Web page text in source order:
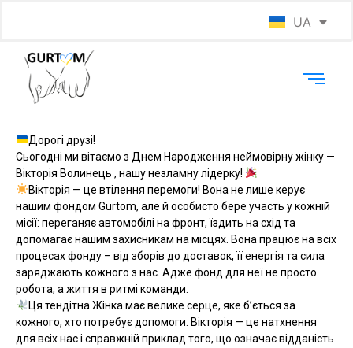
UA
EN
Дорогі друзі!
Сьогодні ми вітаємо з Днем Народження неймовірну жінку —
Вікторія Волинець , нашу незламну лідерку!
Вікторія — це втілення перемоги! Вона не лише керує
нашим фондом Gurtom, але й особисто бере участь у кожній
місії: переганяє автомобілі на фронт, їздить на схід та
допомагає нашим захисникам на місцях. Вона працює на всіх
процесах фонду – від зборів до доставок, її енергія та сила
заряджають кожного з нас. Адже фонд для неї не просто
робота, а життя в ритмі команди.
Ця тендітна Жінка має велике серце, яке б’ється за
кожного, хто потребує допомоги. Вікторія — це натхнення
для всіх нас і справжній приклад того, що означає відданість